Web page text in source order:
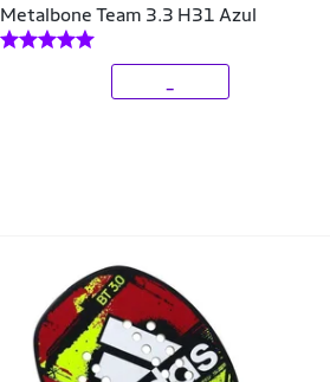
Metalbone Team 3.3 H31 Azul